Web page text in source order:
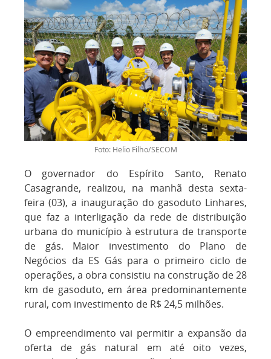
Foto: Helio Filho/SECOM
O governador do Espírito Santo, Renato
Casagrande, realizou, na manhã desta sexta-
feira (03), a inauguração do gasoduto Linhares,
que faz a interligação da rede de distribuição
urbana do município à estrutura de transporte
de gás. Maior investimento do Plano de
Negócios da ES Gás para o primeiro ciclo de
operações, a obra consistiu na construção de 28
km de gasoduto, em área predominantemente
rural, com investimento de R$ 24,5 milhões.
O empreendimento vai permitir a expansão da
oferta de gás natural em até oito vezes,